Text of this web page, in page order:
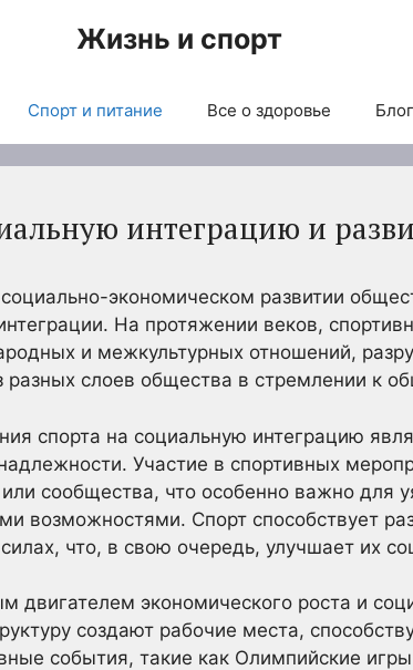
Жизнь и спорт
Спорт и питание Все о здоровье Блог
интеграцию и
экономическом развитии
На протяжении веков,
и межкультурных отношений,
разных слоев общества в стремлении к
спорта на социальную интеграцию
Участие в спортивных
сообщества, что особенно важно для
возможностями. Спорт способствует
что, в свою очередь, улучшает их
двигателем экономического роста и
создают рабочие места,
события, такие как Олимпийские